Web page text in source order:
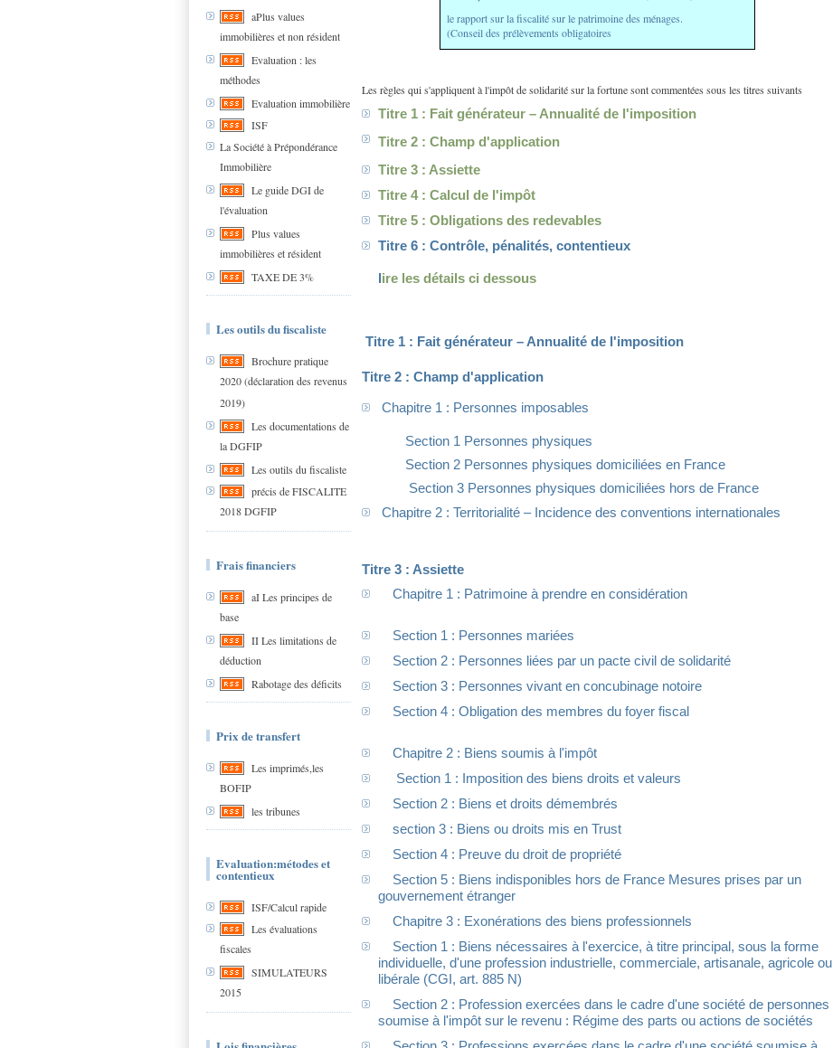
aPlus values
immobilières et non résident
Evaluation : les
méthodes
Evaluation immobilière
ISF
La Société à Prépondérance
Immobilière
Le guide DGI de
l'évaluation
Plus values
immobilières et résident
TAXE DE 3%
Les outils du fiscaliste
Brochure pratique
2020 (déclaration des revenus
2019)
Les documentations de
la DGFIP
Les outils du fiscaliste
précis de FISCALITE
2018 DGFIP
Frais financiers
aI Les principes de
base
II Les limitations de
déduction
Rabotage des déficits
Prix de transfert
Les imprimés,les
BOFIP
les tribunes
Evaluation:métodes et
contentieux
ISF/Calcul rapide
Les évaluations
fiscales
SIMULATEURS
2015
le rapport sur la fiscalité sur le patrimoine des ménages.
(Conseil des prélèvements obligatoires
Les règles qui s'appliquent à l'impôt de solidarité sur la fortune sont commentées sous les titres suivants
Titre 1 : Fait générateur – Annualité de l'imposition
Titre 2 : Champ d'application
Titre 3 : Assiette
Titre 4 : Calcul de l'impôt
Titre 5 : Obligations des redevables
Titre 6 : Contrôle, pénalités, contentieux
ire les détails ci dessous
Titre 1 : Fait générateur – Annualité de l'imposition
Titre 2 : Champ d'application
Chapitre 1 : Personnes imposables
Section 1 Personnes physiques
Section 2 Personnes physiques domiciliées en France
Section 3 Personnes physiques domiciliées hors de France
Chapitre 2 : Territorialité – Incidence des conventions internationales
Titre 3 : Assiette
Chapitre 1 : Patrimoine à prendre en considération
Section 1 : Personnes mariées
Section 2 : Personnes liées par un pacte civil de solidarité
Section 3 : Personnes vivant en concubinage notoire
Section 4 : Obligation des membres du foyer fiscal
Chapitre 2 : Biens soumis à l'impôt
Section 1 : Imposition des biens droits et valeurs
Section 2 : Biens et droits démembrés
section 3 : Biens ou droits mis en Trust
Section 4 : Preuve du droit de propriété
Section 5 : Biens indisponibles hors de France Mesures prises par un
gouvernement étranger
Chapitre 3 : Exonérations des biens professionnels
Section 1 : Biens nécessaires à l'exercice, à titre principal, sous la forme
individuelle, d'une profession industrielle, commerciale, artisanale, agricole ou
libérale (CGI, art. 885 N)
Section 2 : Profession exercées dans le cadre d'une société de personnes
soumise à l'impôt sur le revenu : Régime des parts ou actions de sociétés